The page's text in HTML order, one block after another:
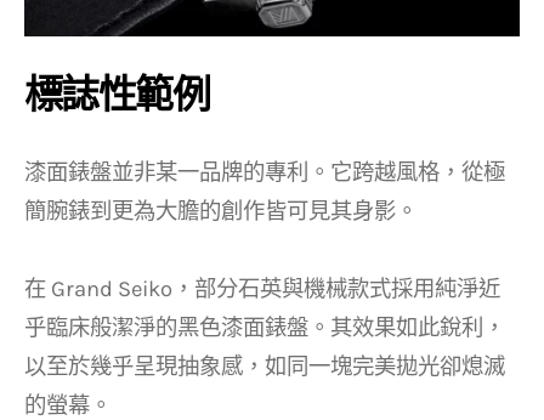
標誌性範例
漆面錶盤並非某一品牌的專利。它跨越風格，從極
簡腕錶到更為大膽的創作皆可見其身影。
在 Grand Seiko，部分石英與機械款式採用純淨近
乎臨床般潔淨的黑色漆面錶盤。其效果如此銳利，
以至於幾乎呈現抽象感，如同一塊完美拋光卻熄滅
的螢幕。